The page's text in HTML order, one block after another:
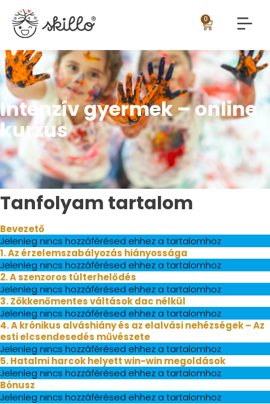
0
Intenzív gyermek – online
kurzus
Tanfolyam tartalom
Bevezető
Jelenleg nincs hozzáférésed ehhez a tartalomhoz
1. Az érzelemszabályozás hiányossága
Jelenleg nincs hozzáférésed ehhez a tartalomhoz
2. A szenzoros túlterhelődés
Jelenleg nincs hozzáférésed ehhez a tartalomhoz
3. Zökkenőmentes váltások dac nélkül
Jelenleg nincs hozzáférésed ehhez a tartalomhoz
4. A krónikus alváshiány és az elalvási nehézségek – Az
esti elcsendesedés művészete
Jelenleg nincs hozzáférésed ehhez a tartalomhoz
5. Hatalmi harcok helyett win-win megoldások
Jelenleg nincs hozzáférésed ehhez a tartalomhoz
Bónusz
Jelenleg nincs hozzáférésed ehhez a tartalomhoz